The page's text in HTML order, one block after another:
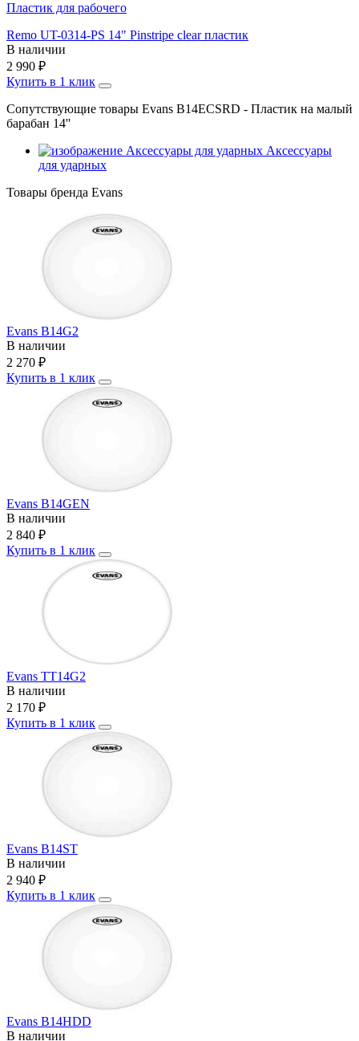
Пластик для рабочего
Remo UT-0314-PS 14" Pinstripe clear пластик
В наличии
2 990 ₽
Купить в 1 клик
Сопутствующие товары Evans B14ECSRD - Пластик на малый
барабан 14''
Аксессуары
для ударных
Товары бренда Evans
Evans B14G2
В наличии
2 270 ₽
Купить в 1 клик
Evans B14GEN
В наличии
2 840 ₽
Купить в 1 клик
Evans TT14G2
В наличии
2 170 ₽
Купить в 1 клик
Evans B14ST
В наличии
2 940 ₽
Купить в 1 клик
Evans B14HDD
В наличии